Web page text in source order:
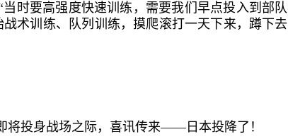
时要高强度快速训练，需要我们早点投入到部
术训练、队列训练，摸爬滚打一天下来，蹲下
将投身战场之际，喜讯传来——日本投降了！